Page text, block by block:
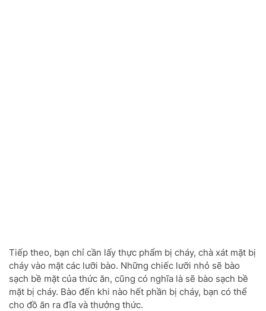
Tiếp theo, bạn chỉ cần lấy thực phẩm bị cháy, chà xát mặt bị
cháy vào mặt các lưỡi bào. Những chiếc lưỡi nhỏ sẽ bào
sạch bề mặt của thức ăn, cũng có nghĩa là sẽ bào sạch bề
mặt bị cháy. Bào đến khi nào hết phần bị cháy, bạn có thể
cho đồ ăn ra đĩa và thưởng thức.